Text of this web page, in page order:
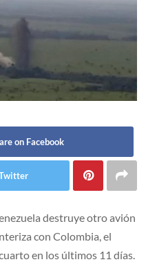
on Facebook
destruye otro avión
con Colombia, el
en los últimos 11 días.